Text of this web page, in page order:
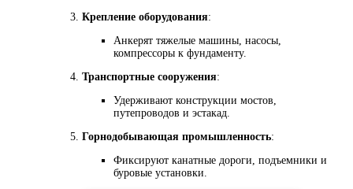
Крепление оборудования:
Анкерят тяжелые машины, насосы,
компрессоры к фундаменту.
Транспортные сооружения:
Удерживают конструкции мостов,
путепроводов и эстакад.
Горнодобывающая промышленность:
Фиксируют канатные дороги, подъемники и
буровые установки.